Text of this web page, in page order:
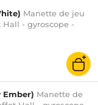
Manette de jeu
- gyroscope -
Ember) Manette de